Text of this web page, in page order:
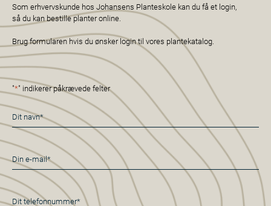
Som erhvervskunde hos Johansens Planteskole kan du få et login,
så du kan bestille planter online.
Brug formularen hvis du ønsker login til vores plantekatalog.
"*" indikerer påkrævede felter
Navn
*
E-
mail
*
Telefon